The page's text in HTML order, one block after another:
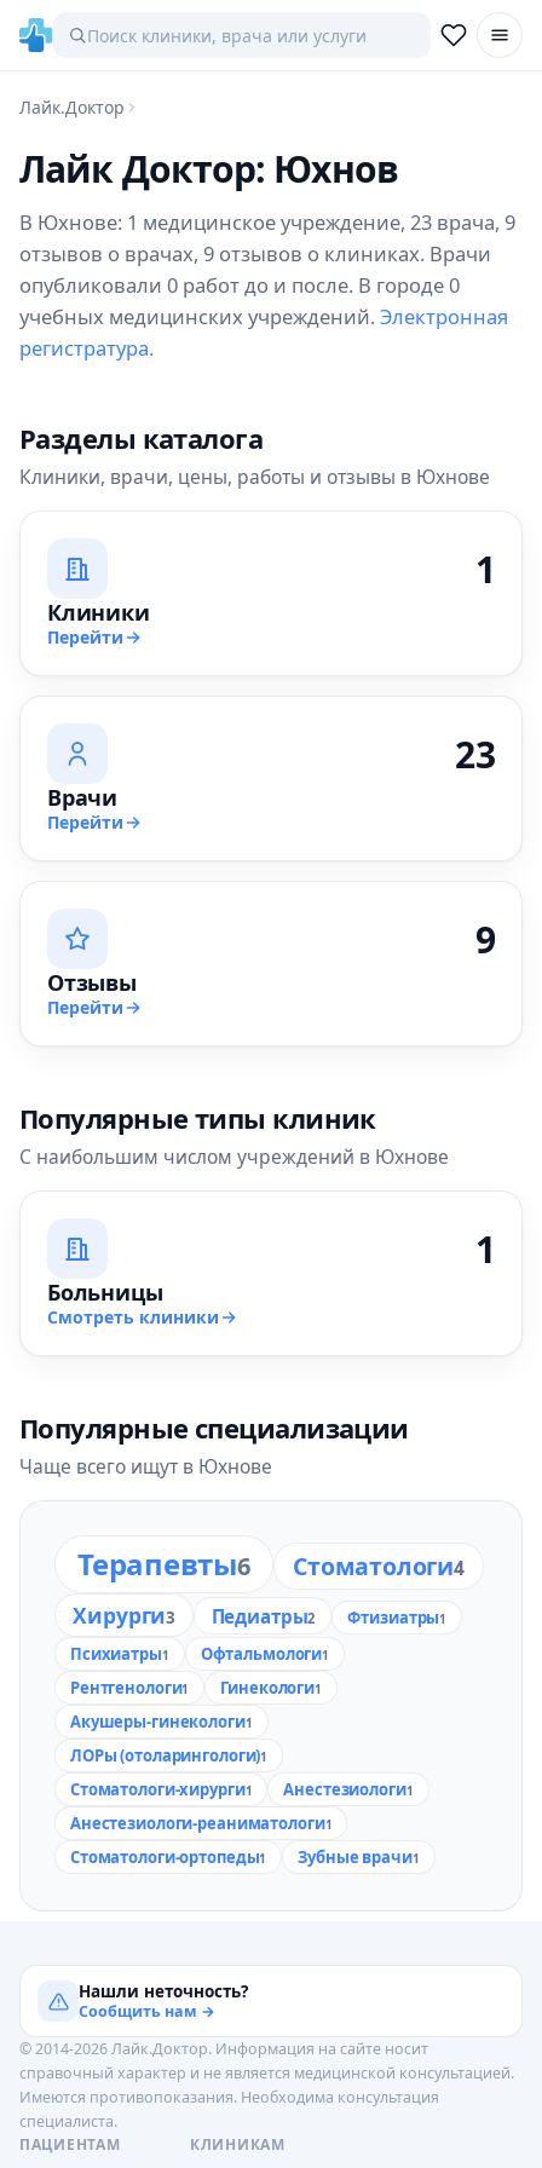
Лайк.Доктор
Лайк Доктор: Юхнов
В Юхнове: 1 медицинское учреждение, 23 врача, 9
отзывов о врачах, 9 отзывов о клиниках. Врачи
опубликовали 0 работ до и после. В городе 0
учебных медицинских учреждений. Электронная
регистратура.
Разделы каталога
Клиники, врачи, цены, работы и отзывы в Юхнове
1
Клиники
Перейти
23
Врачи
Перейти
9
Отзывы
Перейти
Популярные типы клиник
С наибольшим числом учреждений в Юхнове
1
Больницы
Смотреть клиники
Популярные специализации
Чаще всего ищут в Юхнове
Терапевты6 Стоматологи4
Хирурги3 Педиатры2 Фтизиатры1
Психиатры1 Офтальмологи1
Рентгенологи1 Гинекологи1
Акушеры-гинекологи1
ЛОРы (отоларингологи)1
Стоматологи-хирурги1 Анестезиологи1
Анестезиологи-реаниматологи1
Стоматологи-ортопеды1 Зубные врачи1
Нашли неточность?
Сообщить нам →
© 2014-2026 Лайк.Доктор. Информация на сайте носит
справочный характер и не является медицинской консультацией.
Имеются противопоказания. Необходима консультация
специалиста.
ПАЦИЕНТАМ
КЛИНИКАМ